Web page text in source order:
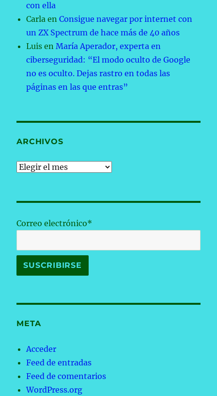
con ella
Carla enConsigue navegar por internet con
un ZX Spectrum de hace más de 40 años
Luis enMaría Aperador, experta en
ciberseguridad: “El modo oculto de Google
no es oculto. Dejas rastro en todas las
páginas en las que entras”
ARCHIVOS
Archivos
Correo electrónico*
META
Acceder
Feed de entradas
Feed de comentarios
WordPress.org